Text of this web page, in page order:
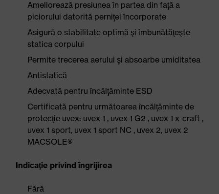
Ameliorează presiunea în partea din faţă a
piciorului datorită perniţei încorporate
Asigură o stabilitate optimă şi îmbunătăţeşte
statica corpului
Permite trecerea aerului şi absoarbe umiditatea
Antistatică
Adecvată pentru încălţăminte ESD
Certificată pentru următoarea încălţăminte de
protecţie uvex: uvex 1 , uvex 1 G2 , uvex 1 x-craft ,
uvex 1 sport, uvex 1 sport NC , uvex 2, uvex 2
MACSOLE®
Indicaţie privind îngrijirea
Fără